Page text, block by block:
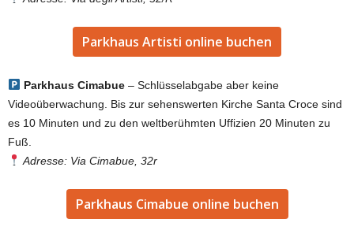
Parkhaus Artisti online buchen
Parkhaus Cimabue – Schlüsselabgabe aber keine
Videoüberwachung. Bis zur sehenswerten Kirche Santa Croce sind
es 10 Minuten und zu den weltberühmten Uffizien 20 Minuten zu
Fuß.
Adresse: Via Cimabue, 32r
Parkhaus Cimabue online buchen